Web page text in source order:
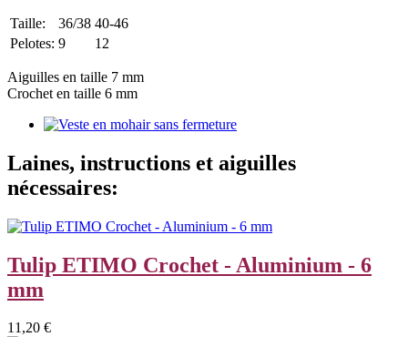
Taille: 36/38 40-46
Pelotes: 9 12
Aiguilles en taille 7 mm
Crochet en taille 6 mm
Laines, instructions et aiguilles
nécessaires:
Tulip ETIMO Crochet - Aluminium - 6
mm
11,20 €